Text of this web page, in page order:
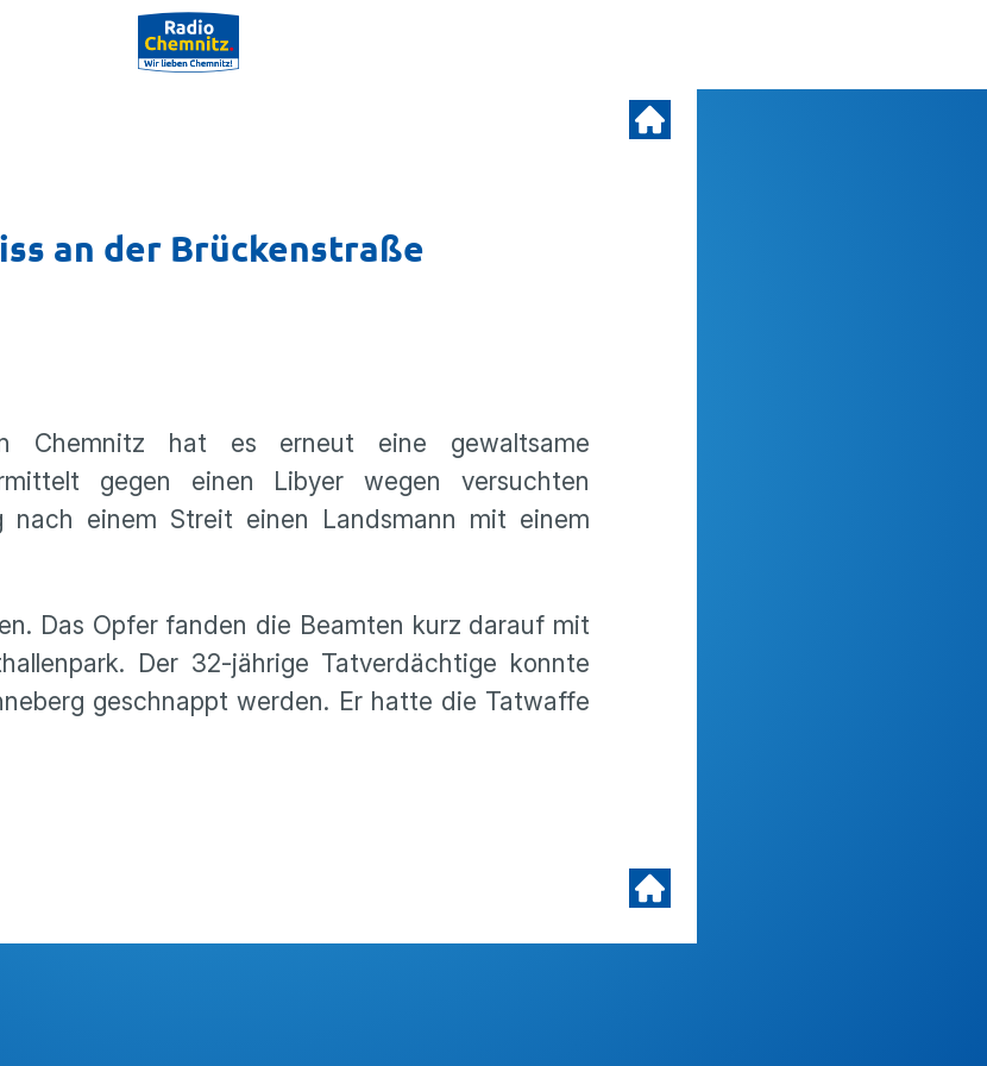
an der Brückenstraße
Chemnitz hat es erneut eine gewaltsame
gegen einen Libyer wegen versuchten
einem Streit einen Landsmann mit einem
Das Opfer fanden die Beamten kurz darauf mit
Der 32-jährige Tatverdächtige konnte
geschnappt werden. Er hatte die Tatwaffe